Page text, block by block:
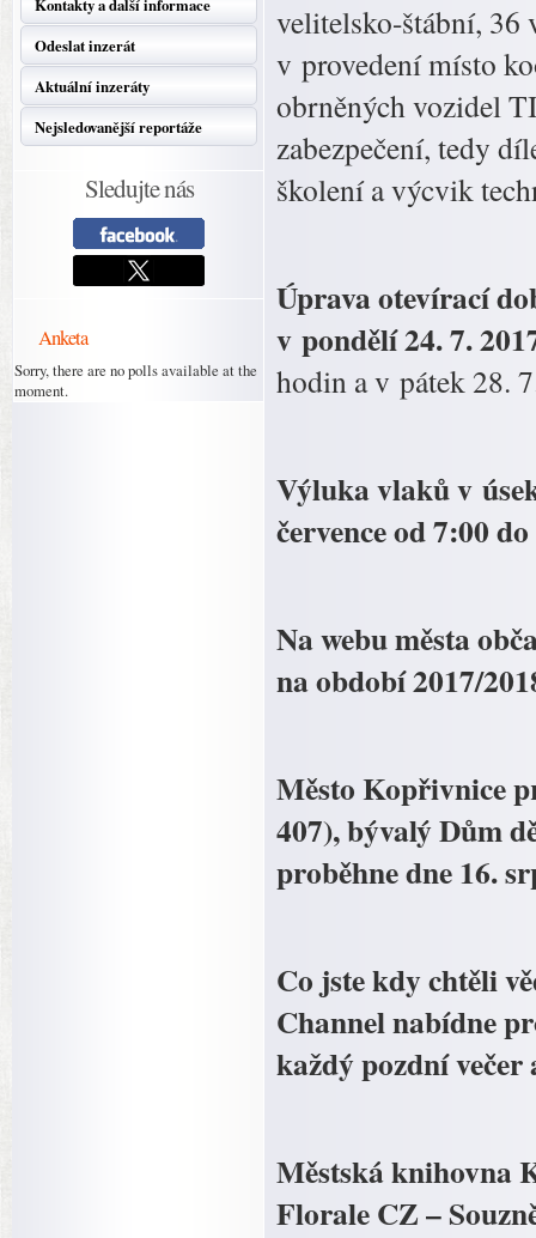
Kontakty a další informace
Odeslat inzerát
Aktuální inzeráty
Nejsledovanější reportáže
Sledujte nás
Anketa
Sorry, there are no polls available at the
moment.
velitelsko-štábní, 36
v provedení místo
obrněných vozidel
zabezpečení, tedy
školení a výcvik
Úprava otevírací
v pondělí 24. 7.
hodin a v pátek 28.
Výluka vlaků v
července od 7:00
Na webu města
na období 2017/
Město Kopřivnice
407), bývalý Dům
proběhne dne 16.
Co jste kdy chtěli
Channel nabídne
každý pozdní večer
Městská knihovna
Florale CZ –